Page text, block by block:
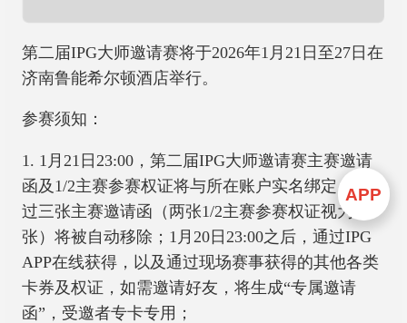
第二届IPG大师邀请赛将于2026年1月21日至27日在
济南鲁能希尔顿酒店举行。
参赛须知：
1. 1月21日23:00，第二届IPG大师邀请赛主赛邀请
函及1/2主赛参赛权证将与所在账户实名绑定，超
过三张主赛邀请函（两张1/2主赛参赛权证视为一
张）将被自动移除；1月20日23:00之后，通过IPG
APP在线获得，以及通过现场赛事获得的其他各类
卡券及权证，如需邀请好友，将生成“专属邀请
函”，受邀者专卡专用；
APP